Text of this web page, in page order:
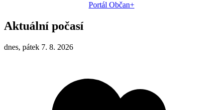
Portál Občan+
Aktuální počasí
dnes, pátek 7. 8. 2026